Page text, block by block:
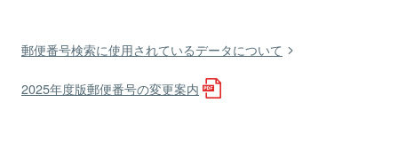
郵便番号検索に使用されているデータについて
2025年度版郵便番号の変更案内